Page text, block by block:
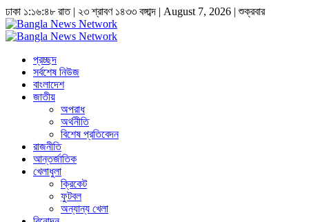
ঢাকা ১:১৬:৪৯ রাত| ২৩ শ্রাবণ ১৪৩৩ বঙ্গাব্দ | August 7, 2026 |শুক্রবার
প্রচ্ছদ
সর্বশেষ নিউজ
বাংলাদেশ
জাতীয়
অপরাধ
অর্থনীতি
বিশেষ প্রতিবেদন
রাজনীতি
আন্তর্জাতিক
খেলাধুলা
ক্রিকেট
ফুটবল
অন্যান্য খেলা